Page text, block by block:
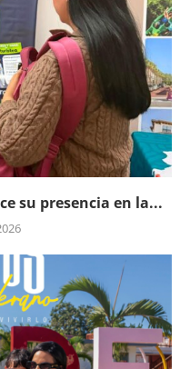
su presencia en la...